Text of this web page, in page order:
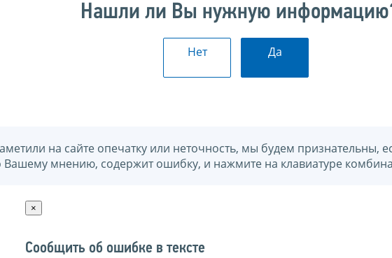
Нашли ли Вы нужную
Нет Да
на сайте опечатку или неточность, мы будем признательны,
Вашему мнению, содержит ошибку, и нажмите на клавиатуре
×
Сообщить об ошибке в тексте